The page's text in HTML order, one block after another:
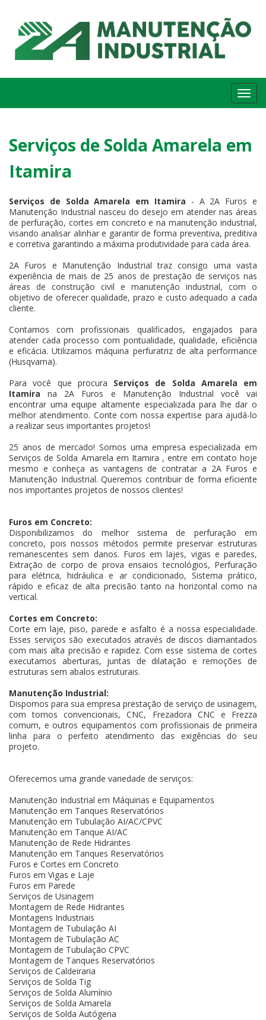
Serviços de Solda Amarela em
Itamira
Serviços de Solda Amarela em Itamira - A 2A Furos e
Manutenção Industrial nasceu do desejo em atender nas áreas
de perfuração, cortes em concreto e na manutenção industrial,
visando analisar alinhar e garantir de forma preventiva, preditiva
e corretiva garantindo a máxima produtividade para cada área.
2A Furos e Manutenção Industrial traz consigo uma vasta
experiência de mais de 25 anos de prestação de serviços nas
áreas de construção civil e manutenção industrial, com o
objetivo de oferecer qualidade, prazo e custo adequado a cada
cliente.
Contamos com profissionais qualificados, engajados para
atender cada processo com pontualidade, qualidade, eficiência
e eficácia. Utilizamos máquina perfuratriz de alta performance
(Husqvarna).
Para você que procura Serviços de Solda Amarela em
Itamirana 2A Furos e Manutenção Industrial você vai
encontrar uma equipe altamente especializada para lhe dar o
melhor atendimento. Conte com nossa expertise para ajudá-lo
a realizar seus importantes projetos!
25 anos de mercado! Somos uma empresa especializada em
Serviços de Solda Amarela em Itamira , entre em contato hoje
mesmo e conheça as vantagens de contratar a 2A Furos e
Manutenção Industrial. Queremos contribuir de forma eficiente
nos importantes projetos de nossos clientes!
Furos em Concreto:
Disponibilizamos do melhor sistema de perfuração em
concreto, pois nossos métodos permite preservar estruturas
remanescentes sem danos. Furos em lajes, vigas e paredes,
Extração de corpo de prova ensaios tecnológios, Perfuração
para elétrica, hidráulica e ar condicionado, Sistema prático,
rápido e eficaz de alta precisão tanto na horizontal como na
vertical.
Cortes em Concreto:
Corte em laje, piso, parede e asfalto é a nossa especialidade.
Esses serviços são executados através de discos diamantados
com mais alta precisão e rapidez. Com esse sistema de cortes
executamos aberturas, juntas de dilatação e remoções de
estruturas sem abalos estruturais.
Manutenção Industrial:
Dispomos para sua empresa prestação de serviço de usinagem,
com tornos convencionais, CNC, Frezadora CNC e Frezza
comum, e outros equipamentos com profissionais de primeira
linha para o perfeito atendimento das exigências do seu
projeto.
Oferecemos uma grande variedade de serviços:
Manutenção Industrial em Máquinas e Equipamentos
Manutenção em Tanques Reservatórios
Manutenção em Tubulação AI/AC/CPVC
Manutenção em Tanque AI/AC
Manutenção de Rede Hidrantes
Manutenção em Tanques Reservatórios
Furos e Cortes em Concreto
Furos em Vigas e Laje
Furos em Parede
Serviços de Usinagem
Montagem de Rede Hidrantes
Montagens Industriais
Montagem de Tubulação AI
Montagem de Tubulação AC
Montagem de Tubulação CPVC
Montagem de Tanques Reservatórios
Serviços de Caldeiraria
Serviços de Solda Tig
Serviços de Solda Alumínio
Serviços de Solda Amarela
Serviços de Solda Autógena